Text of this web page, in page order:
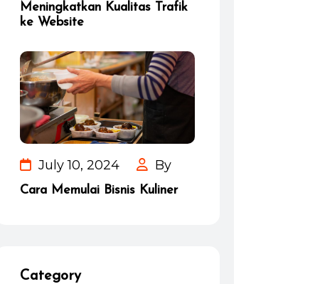
Meningkatkan Kualitas Trafik
ke Website
July 10, 2024 By
Cara Memulai Bisnis Kuliner
Category